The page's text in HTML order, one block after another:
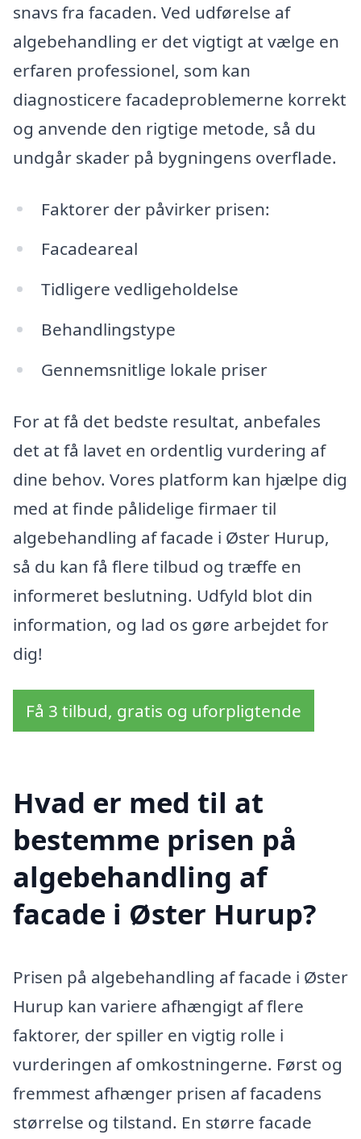
snavs fra facaden. Ved udførelse af
algebehandling er det vigtigt at vælge en
erfaren professionel, som kan
diagnosticere facadeproblemerne korrekt
og anvende den rigtige metode, så du
undgår skader på bygningens overflade.
Faktorer der påvirker prisen:
Facadeareal
Tidligere vedligeholdelse
Behandlingstype
Gennemsnitlige lokale priser
For at få det bedste resultat, anbefales
det at få lavet en ordentlig vurdering af
dine behov. Vores platform kan hjælpe dig
med at finde pålidelige firmaer til
algebehandling af facade i Øster Hurup,
så du kan få flere tilbud og træffe en
informeret beslutning. Udfyld blot din
information, og lad os gøre arbejdet for
dig!
Få 3 tilbud, gratis og uforpligtende
Hvad er med til at
bestemme prisen på
algebehandling af
facade i Øster Hurup?
Prisen på algebehandling af facade i Øster
Hurup kan variere afhængigt af flere
faktorer, der spiller en vigtig rolle i
vurderingen af omkostningerne. Først og
fremmest afhænger prisen af facadens
størrelse og tilstand. En større facade